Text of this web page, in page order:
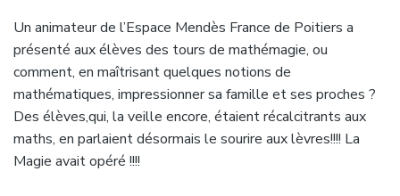
Un animateur de l’Espace Mendès France de Poitiers a
présenté aux élèves des tours de mathémagie, ou
comment, en maîtrisant quelques notions de
mathématiques, impressionner sa famille et ses proches ?
Des élèves,qui, la veille encore, étaient récalcitrants aux
maths, en parlaient désormais le sourire aux lèvres!!!! La
Magie avait opéré !!!!